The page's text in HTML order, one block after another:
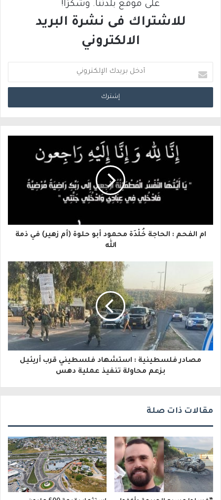
على موقع بلدتنا. وشكرًا!
للاشتراك فى نشرة البريد
الالكتروني
د
خ
ا
ل
ك
ت
ر
و
ام الفحم : الحاجة خُلْدَة محمود أبو حلوة (أم زهير) في ذمة
الله
مصادر فلسطينية : استشهاد فلسطيني قرب أريئيل
بزعم محاولة تنفيذ عملية دهس
مقالات ذات صلة